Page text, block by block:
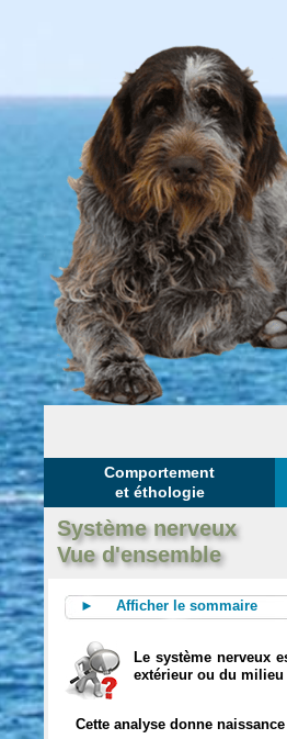
Comportement
et éthologie
Système nerveux
Vue d'ensemble
► Afficher le sommaire
Le système nerveux
extérieur ou du milieu
Cette analyse donne naissance